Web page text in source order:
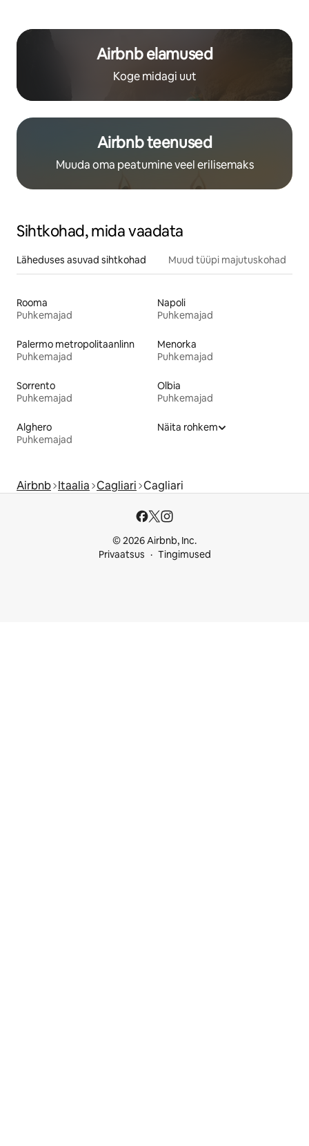
Airbnb elamused
Koge midagi uut
Airbnb teenused
Muuda oma peatumine veel erilisemaks
Sihtkohad, mida vaadata
Läheduses asuvad sihtkohad Muud tüüpi majutuskohad
Rooma
Puhkemajad
Napoli
Puhkemajad
Palermo metropolitaanlinn
Puhkemajad
Menorka
Puhkemajad
Sorrento
Puhkemajad
Olbia
Puhkemajad
Alghero
Puhkemajad
Näita rohkem
Airbnb Itaalia Cagliari Cagliari
© 2026 Airbnb, Inc.
Privaatsus
Tingimused